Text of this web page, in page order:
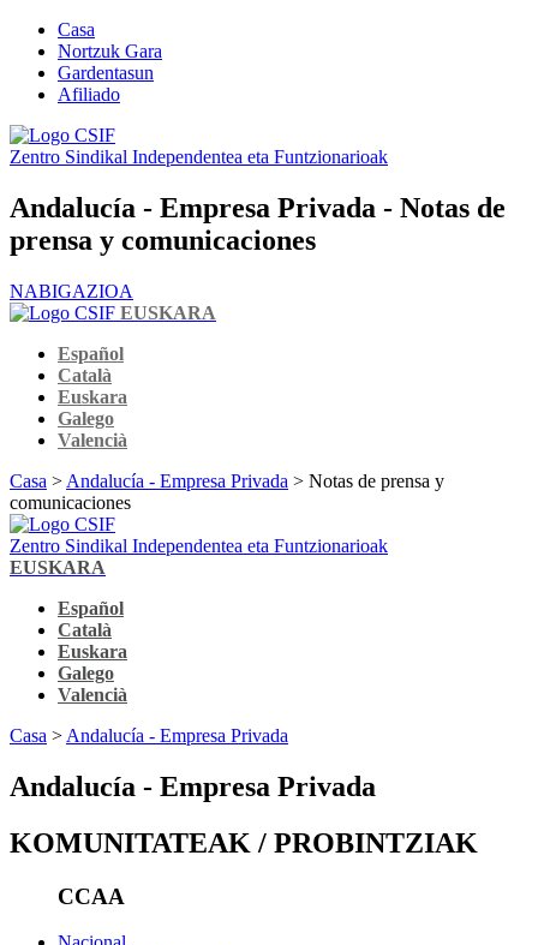
Casa
Nortzuk Gara
Gardentasun
Afiliado
Zentro Sindikal Independentea eta Funtzionarioak
Andalucía - Empresa Privada - Notas de
prensa y comunicaciones
NABIGAZIOA
EUSKARA
Español
Català
Euskara
Galego
Valencià
Casa > Andalucía - Empresa Privada > Notas de prensa y
comunicaciones
Zentro Sindikal Independentea eta Funtzionarioak
EUSKARA
Español
Català
Euskara
Galego
Valencià
Casa > Andalucía - Empresa Privada
Andalucía - Empresa Privada
KOMUNITATEAK / PROBINTZIAK
CCAA